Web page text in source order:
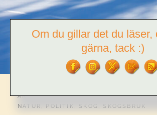
CATEGORIES:
AKTIVISM,DJUR,FJÄLL,MAT,
NATUR , POLITIK , SKOG , SKOGSBRUK
Om du gillar det du läser,
gärna, tack :)